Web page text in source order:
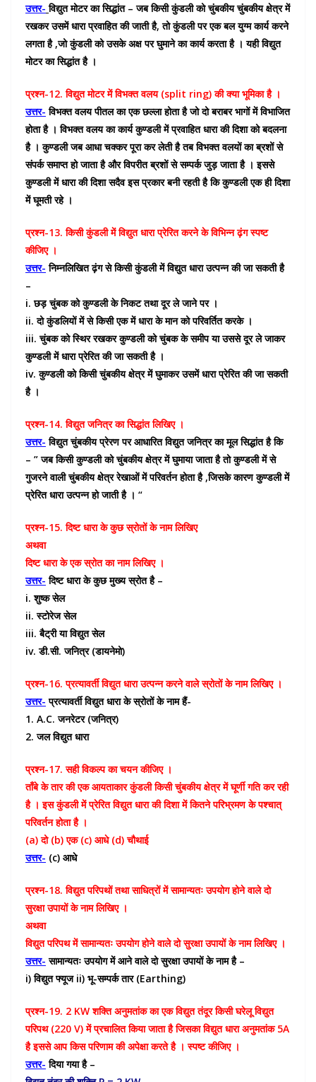
उत्तर- विद्युत मोटर का सिद्धांत – जब किसी कुंडली को चुंबकीय चुंबकीय क्षेत्र में
रखकर उसमें धारा प्रवाहित की जाती है, तो कुंडली पर एक बल युग्म कार्य करने
लगता है ,जो कुंडली को उसके अक्ष पर घुमाने का कार्य करता है । यही विद्युत
मोटर का सिद्धांत है ।
प्रश्न-12. विद्युत मोटर में विभक्त वलय (split ring) की क्या भूमिका है ।
उत्तर- विभक्त वलय पीतल का एक छल्ला होता है जो दो बराबर भागों में विभाजित
होता है । विभक्त वलय का कार्य कुण्डली में प्रवाहित धारा की दिशा को बदलना
है । कुण्डली जब आधा चक्कर पूरा कर लेती है तब विभक्त वलयों का ब्रशों से
संपर्क समाप्त हो जाता है और विपरीत ब्रशों से सम्पर्क जुड़ जाता है । इससे
कुण्डली में धारा की दिशा सदैव इस प्रकार बनी रहती है कि कुण्डली एक ही दिशा
में घूमती रहे ।
प्रश्न-13. किसी कुंडली में विद्युत धारा प्रेरित करने के विभिन्न ढ़ंग स्पष्ट
कीजिए ।
उत्तर- निम्नलिखित ढ़ंग से किसी कुंडली में विद्युत धारा उत्पन्न की जा सकती है
–
i. छड़ चुंबक को कुण्डली के निकट तथा दूर ले जाने पर ।
ii. दो कुंडलियों में से किसी एक में धारा के मान को परिवर्तित करके ।
iii. चुंबक को स्थिर रखकर कुण्डली को चुंबक के समीप या उससे दूर ले जाकर
कुण्डली में धारा प्रेरित की जा सकती है ।
iv. कुण्डली को किसी चुंबकीय क्षेत्र में घुमाकर उसमें धारा प्रेरित की जा सकती
है ।
प्रश्न-14. विद्युत जनित्र का सिद्धांत लिखिए ।
उत्तर- विद्युत चुंबकीय प्रेरण पर आधारित विद्युत जनित्र का मूल सिद्धांत है कि
– ” जब किसी कुण्डली को चुंबकीय क्षेत्र में घुमाया जाता है तो कुण्डली में से
गुजरने वाली चुंबकीय क्षेत्र रेखाओं में परिवर्तन होता है ,जिसके कारण कुण्डली में
प्रेरित धारा उत्पन्न हो जाती है । “
प्रश्न-15. दिष्ट धारा के कुछ स्रोतों के नाम लिखिए
अथवा
दिष्ट धारा के एक स्रोत का नाम लिखिए ।
उत्तर- दिष्ट धारा के कुछ मुख्य स्रोत है –
i. शुष्क सेल
ii. स्टोरेज सेल
iii. बैट्री या विद्युत सेल
iv. डी.सी. जनित्र (डायनेमो)
प्रश्न-16. प्रत्यावर्ती विद्युत धारा उत्पन्न करने वाले स्रोतों के नाम लिखिए ।
उत्तर- प्रत्यावर्ती विद्युत धारा के स्रोतों के नाम हैं-
1. A.C. जनरेटर (जनित्र)
2. जल विद्युत धारा
प्रश्न-17. सही विकल्प का चयन कीजिए ।
ताँबे के तार की एक आयताकार कुंडली किसी चुंबकीय क्षेत्र में घूर्णी गति कर रही
है । इस कुंडली में प्रेरित विद्युत धारा की दिशा में कितने परिभ्रमण के पश्चात्
परिवर्तन होता है ।
(a) दो (b) एक (c) आधे (d) चौथाई
उत्तर- (c) आधे
प्रश्न-18. विद्युत परिपथों तथा साधित्रों में सामान्यतः उपयोग होने वाले दो
सुरक्षा उपायों के नाम लिखिए ।
अथवा
विद्युत परिपथ में सामान्यतः उपयोग होने वाले दो सुरक्षा उपायों के नाम लिखिए ।
उत्तर- सामान्यतः उपयोग में आने वाले दो सुरक्षा उपायों के नाम है –
i) विद्युत फ्यूज ii) भू-सम्पर्क तार (Earthing)
प्रश्न-19. 2 KW शक्ति अनुमतांक का एक विद्युत तंदूर किसी घरेलू विद्युत
परिपथ (220 V) में प्रचालित किया जाता है जिसका विद्युत धारा अनुमतांक 5A
है इससे आप किस परिणाम की अपेक्षा करते है । स्पष्ट कीजिए ।
उत्तर- दिया गया है –